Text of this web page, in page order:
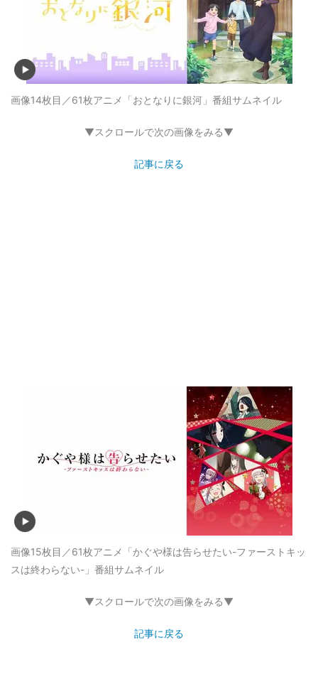
画像14枚目／61枚アニメ「おとなりに銀河」番組サムネイル
▼スクロールで次の画像をみる▼
記事に戻る
画像15枚目／61枚アニメ「かぐや様は告らせたい-ファーストキッ
スは終わらない-」番組サムネイル
▼スクロールで次の画像をみる▼
記事に戻る